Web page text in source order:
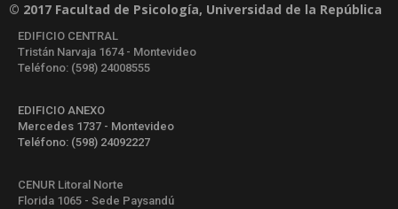
© 2017 Facultad de Psicología, Universidad de la República
EDIFICIO CENTRAL
Tristán Narvaja 1674 - Montevideo
Teléfono: (598) 24008555
EDIFICIO ANEXO
Mercedes 1737 - Montevideo
Teléfono: (598) 24092227
CENUR Litoral Norte
Florida 1065 - Sede Paysandú